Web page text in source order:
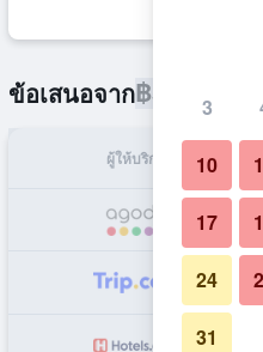
ข้อเสนอจาก฿5,475 รา
ผู้ให้บริการ
3
10
17
24
31